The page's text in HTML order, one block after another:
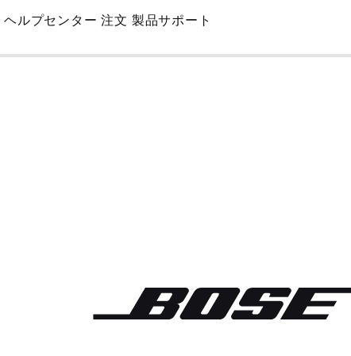
Skip
Main
ヘルプセンター 注文 製品サポート